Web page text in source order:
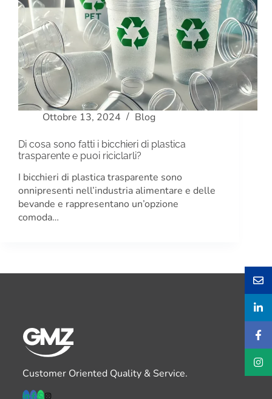
Ottobre 13, 2024 Blog
Di cosa sono fatti i bicchieri di plastica
trasparente e puoi riciclarli?
I bicchieri di plastica trasparente sono
onnipresenti nell’industria alimentare e delle
bevande e rappresentano un’opzione
comoda…
Customer Oriented Quality & Service.